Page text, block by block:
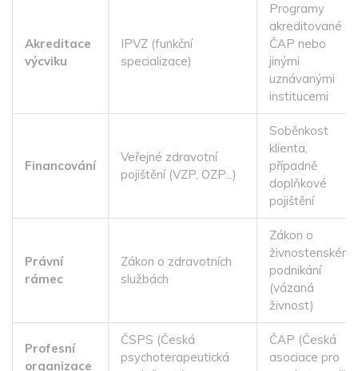
Akreditace
výcviku
IPVZ (funkční
specializace)
Programy
akreditované
ČAP nebo
jinými
uznávanými
institucemi
Financování
Veřejné zdravotní
pojištění (VZP, OZP...)
Soběnkost
klienta,
případně
doplňkové
pojištění
Právní
rámec
Zákon o zdravotních
službách
Zákon o
živnostenském
podnikání
(vázaná
živnost)
Profesní
organizace
ČSPS (Česká
psychoterapeutická
ČAP (Česká
asociace pro